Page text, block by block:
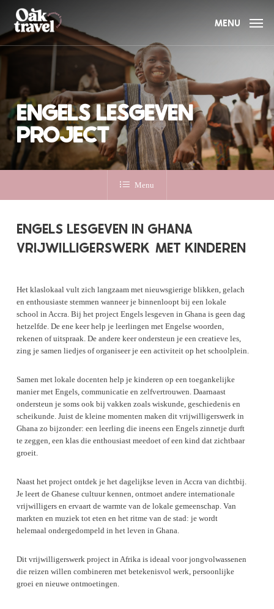
main
content
MENU
ENGELS LESGEVEN
PROJECT
Menu
ENGELS LESGEVEN IN GHANA
VRIJWILLIGERSWERK MET KINDEREN
Het klaslokaal vult zich langzaam met nieuwsgierige blikken, gelach
en enthousiaste stemmen wanneer je binnenloopt bij een lokale
school in Accra. Bij het project Engels lesgeven in Ghana is geen dag
hetzelfde. De ene keer help je leerlingen met Engelse woorden,
rekenen of uitspraak. De andere keer ondersteun je een creatieve les,
zing je samen liedjes of organiseer je een activiteit op het schoolplein.
Samen met lokale docenten help je kinderen op een toegankelijke
manier met Engels, communicatie en zelfvertrouwen. Daarnaast
ondersteun je soms ook bij vakken zoals wiskunde, geschiedenis en
scheikunde. Juist de kleine momenten maken dit vrijwilligerswerk in
Ghana zo bijzonder: een leerling die ineens een Engels zinnetje durft
te zeggen, een klas die enthousiast meedoet of een kind dat zichtbaar
groeit.
Naast het project ontdek je het dagelijkse leven in Accra van dichtbij.
Je leert de Ghanese cultuur kennen, ontmoet andere internationale
vrijwilligers en ervaart de warmte van de lokale gemeenschap. Van
markten en muziek tot eten en het ritme van de stad: je wordt
helemaal ondergedompeld in het leven in Ghana.
Dit vrijwilligerswerk project in Afrika is ideaal voor jongvolwassenen
die reizen willen combineren met betekenisvol werk, persoonlijke
groei en nieuwe ontmoetingen.